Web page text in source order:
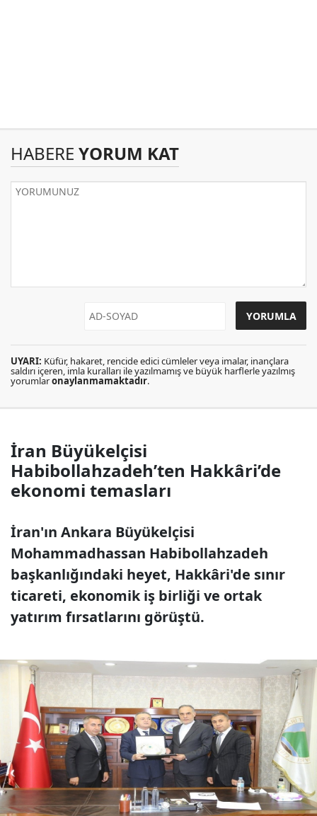
HABERE YORUM KAT
UYARI: Küfür, hakaret, rencide edici cümleler veya imalar, inançlara
saldırı içeren, imla kuralları ile yazılmamış ve büyük harflerle yazılmış
yorumlaronaylanmamaktadır.
İran Büyükelçisi
Habibollahzadeh’ten Hakkâri’de
ekonomi temasları
İran'ın Ankara Büyükelçisi
Mohammadhassan Habibollahzadeh
başkanlığındaki heyet, Hakkâri'de sınır
ticareti, ekonomik iş birliği ve ortak
yatırım fırsatlarını görüştü.